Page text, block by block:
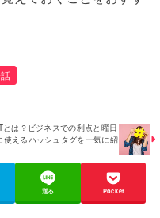
とは？ビジネスでの利点と曜日
使えるハッシュタグを一気に紹
送る Pocket